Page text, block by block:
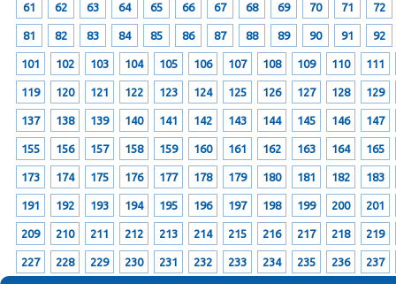
61 62 63 64 65 66 67 68 69 70 71 72
81 82 83 84 85 86 87 88 89 90 91 92
101 102 103 104 105 106 107 108 109 110 111
119 120 121 122 123 124 125 126 127 128 129
137 138 139 140 141 142 143 144 145 146 147
155 156 157 158 159 160 161 162 163 164 165
173 174 175 176 177 178 179 180 181 182 183
191 192 193 194 195 196 197 198 199 200 201
209 210 211 212 213 214 215 216 217 218 219
227 228 229 230 231 232 233 234 235 236 237